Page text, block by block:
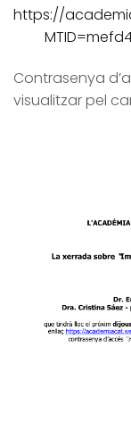
https://
Contrasenya
visualitzar pel